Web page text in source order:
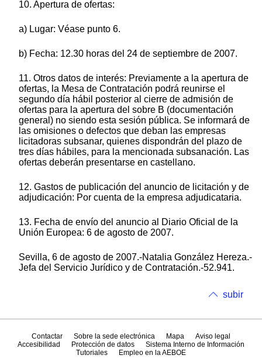
10. Apertura de ofertas:
a) Lugar: Véase punto 6.
b) Fecha: 12.30 horas del 24 de septiembre de 2007.
11. Otros datos de interés: Previamente a la apertura de
ofertas, la Mesa de Contratación podrá reunirse el
segundo día hábil posterior al cierre de admisión de
ofertas para la apertura del sobre B (documentación
general) no siendo esta sesión pública. Se informará de
las omisiones o defectos que deban las empresas
licitadoras subsanar, quienes dispondrán del plazo de
tres días hábiles, para la mencionada subsanación. Las
ofertas deberán presentarse en castellano.
12. Gastos de publicación del anuncio de licitación y de
adjudicación: Por cuenta de la empresa adjudicataria.
13. Fecha de envío del anuncio al Diario Oficial de la
Unión Europea: 6 de agosto de 2007.
Sevilla, 6 de agosto de 2007.-Natalia González Hereza.-
Jefa del Servicio Jurídico y de Contratación.-52.941.
subir
Contactar Sobre la sede electrónica Mapa
Aviso legal
Accesibilidad
Protección de datos
Sistema Interno de Información
Tutoriales
Empleo en la AEBOE